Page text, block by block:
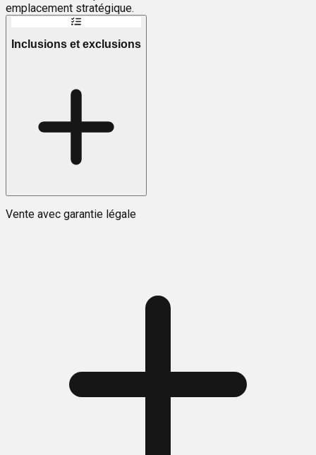
emplacement stratégique.
Inclusions et exclusions
Vente avec garantie légale